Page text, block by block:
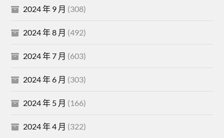
2024 年 9 月 (308)
2024 年 8 月 (492)
2024 年 7 月 (603)
2024 年 6 月 (303)
2024 年 5 月 (166)
2024 年 4 月 (322)